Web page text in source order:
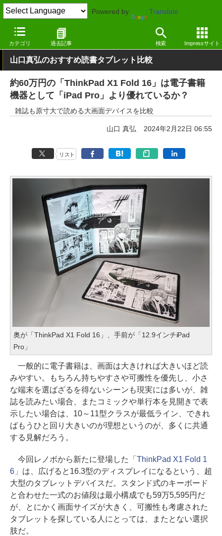
Powered by Translate
カテゴリ 過去記事 検索 Impressサイト
窓の杜 システム・ファイル Windows
山口真弘のおすすめ読書タブレット比較
約60万円の「ThinkPad X1 Fold 16」は電子書籍
機器として「iPad Pro」より優れているか？
雑誌も原寸大で読める大画面デバイスを比較
山口 真弘 2024年2月22日 06:55
リスト
奥が「ThinkPad X1 Fold 16」、手前が「12.9インチiPad
Pro」
一般的に電子書籍は、画面は大きければ大きいほど読
みやすい。もちろん持ちやすさや可搬性を優先し、小さ
な端末を選ばざるを得ないシーンも現実には多いが、雑
誌を読みたい場合、またコミックや単行本を見開きで表
示したい場合は、10～11型クラスが最低ライン、できれ
ばもうひと回り大きいのが理想というのが、多くに共通
する見解だろう。
今回レノボから新たに登場した
「ThinkPad X1 Fold 1
6」 は、広げると16.3型のディスプレイになるという、超
大型のタブレットデバイスだ。スタンド式のキーボード
と合わせた一式のお値段は最小構成でも59万5,595円だ
が、とにかく画面サイズが大きく、可搬性も考慮された
タブレットを探している人にとっては、またとない選択
肢だ。